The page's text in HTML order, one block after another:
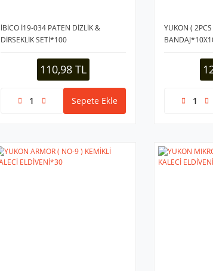
İBİCO İ19-034 PATEN DİZLİK &
DİRSEKLİK SETİ*100
110,98 TL
Sepete Ekle
YUKON (